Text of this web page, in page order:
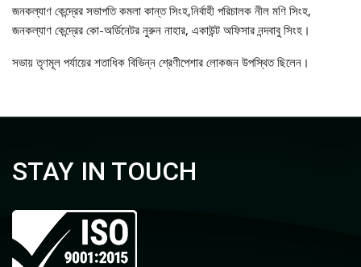
জনকল্যাণ কেন্দ্রের সভাপতি কমলা কান্ত সিংহ,নির্বাহী পরিচালক নীল মণি সিংহ,
জনকল্যাণ কেন্দ্রের কো-অর্ডিনেটর নুরুন নাহার, একাউন্ট অফিসার নন্দবাবু সিংহ।
সভায় তৃণমূল পর্যায়ের শতাধিক বিভিন্ন শ্রেণীপেশার লোকজন উপস্থিত ছিলেন।
STAY IN TOUCH